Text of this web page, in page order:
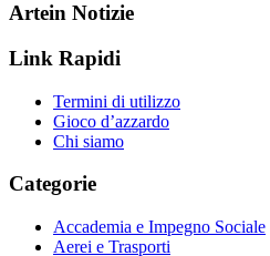
Artein Notizie
Link Rapidi
Termini di utilizzo
Gioco d’azzardo
Chi siamo
Categorie
Accademia e Impegno Sociale
Aerei e Trasporti